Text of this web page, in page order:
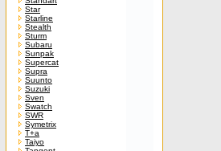
Star
Starline
Stealth
Sturm
Subaru
Sunpak
Supercat
Supra
Suunto
Suzuki
Sven
Swatch
SWR
Symetrix
T+a
Taiyo